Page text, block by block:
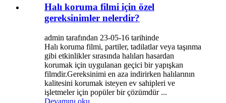
Halı koruma filmi için özel
gereksinimler nelerdir?
admin tarafından 23-05-16 tarihinde
Halı koruma filmi, partiler, tadilatlar veya taşınma
gibi etkinlikler sırasında halıları hasardan
korumak için uygulanan geçici bir yapışkan
filmdir.Gereksinimi en aza indirirken halılarının
kalitesini korumak isteyen ev sahipleri ve
işletmeler için popüler bir çözümdür ...
Devamını oku